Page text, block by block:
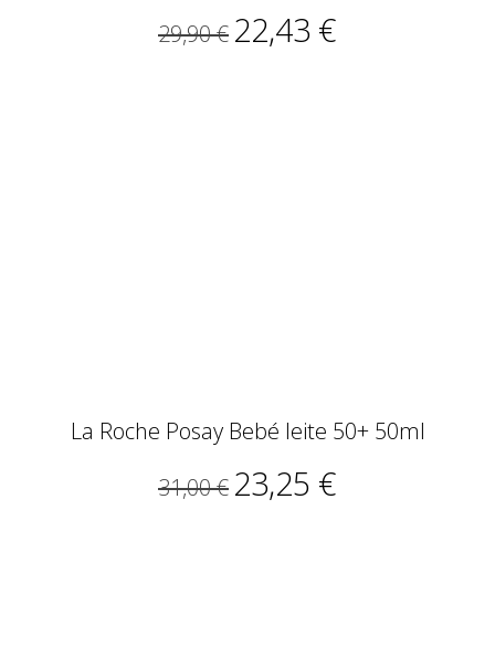
29,90 € 22,43 €
La Roche Posay Bebé leite 50+ 50ml
31,00 € 23,25 €